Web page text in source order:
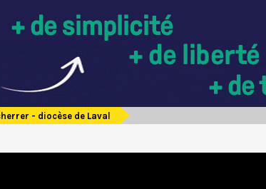
- diocèse de Laval